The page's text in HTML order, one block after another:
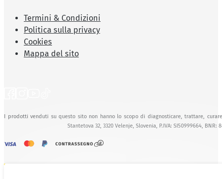
Termini & Condizioni
Politica sulla privacy
Cookies
Mappa del sito
I prodotti venduti su questo sito non hanno lo scopo di diagnosticare, trattare,
Stantetova 32, 3320 Velenje, Slovenia, P.IVA: SI50999664, BNR: